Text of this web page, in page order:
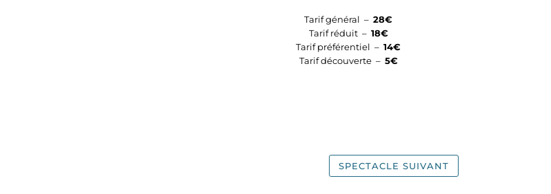
Tarif général –28€
Tarif réduit – 18€
Tarif préférentiel –14€
Tarif découverte – 5€
SPECTACLE SUIVANT